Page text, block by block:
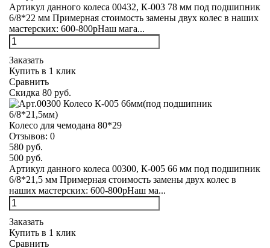
Артикул данного колеса 00432, К-003 78 мм под подшипник
6/8*22 мм Примерная стоимость замены двух колес в наших
мастерских: 600-800рНаш мага...
Заказать
Купить в 1 клик
Сравнить
Скидка 80 руб.
Колесо для чемодана 80*29
Отзывов: 0
580 руб.
500 руб.
Артикул данного колеса 00300, К-005 66 мм под подшипник
6/8*21,5 мм Примерная стоимость замены двух колес в
наших мастерских: 600-800рНаш ма...
Заказать
Купить в 1 клик
Сравнить